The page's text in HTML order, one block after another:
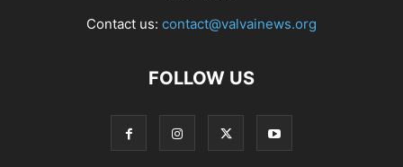
Contact us: contact@valvainews.org
FOLLOW US